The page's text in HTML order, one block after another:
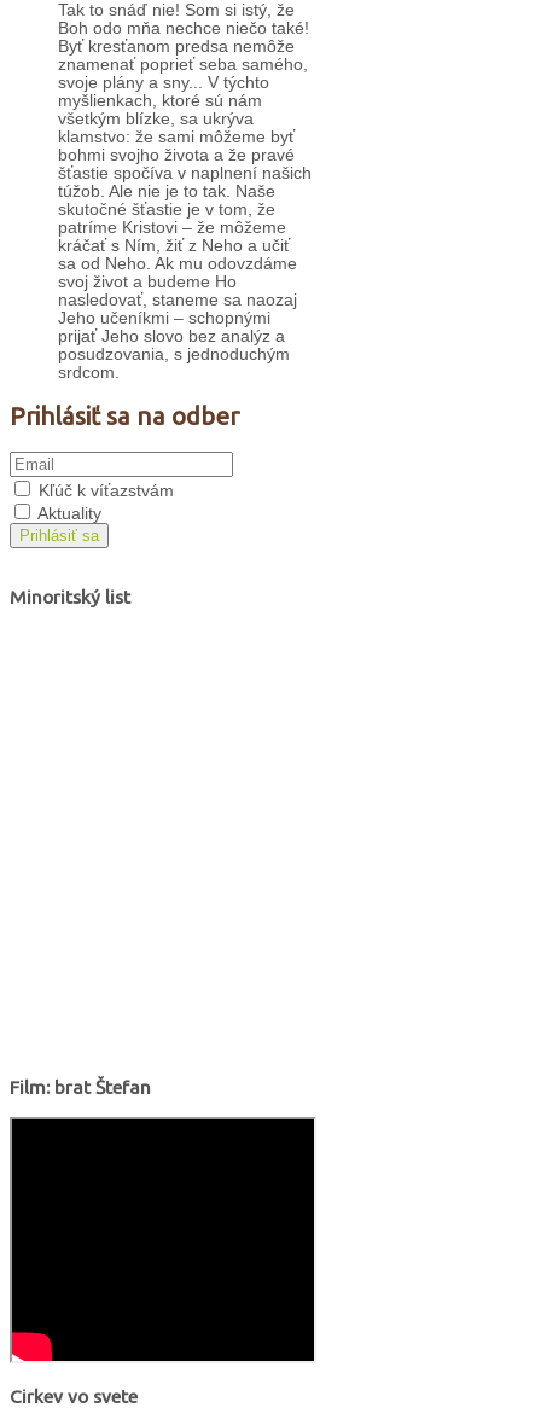
Tak to snáď nie! Som si istý, že
Boh odo mňa nechce niečo také!
Byť kresťanom predsa nemôže
znamenať poprieť seba samého,
svoje plány a sny... V týchto
myšlienkach, ktoré sú nám
všetkým blízke, sa ukrýva
klamstvo: že sami môžeme byť
bohmi svojho života a že pravé
šťastie spočíva v naplnení našich
túžob. Ale nie je to tak. Naše
skutočné šťastie je v tom, že
patríme Kristovi – že môžeme
kráčať s Ním, žiť z Neho a učiť
sa od Neho. Ak mu odovzdáme
svoj život a budeme Ho
nasledovať, staneme sa naozaj
Jeho učeníkmi – schopnými
prijať Jeho slovo bez analýz a
posudzovania, s jednoduchým
srdcom.
Prihlásiť sa na odber
Kľúč k víťazstvám
Aktuality
Prihlásiť sa
Minoritský list
Film: brat Štefan
Cirkev vo svete